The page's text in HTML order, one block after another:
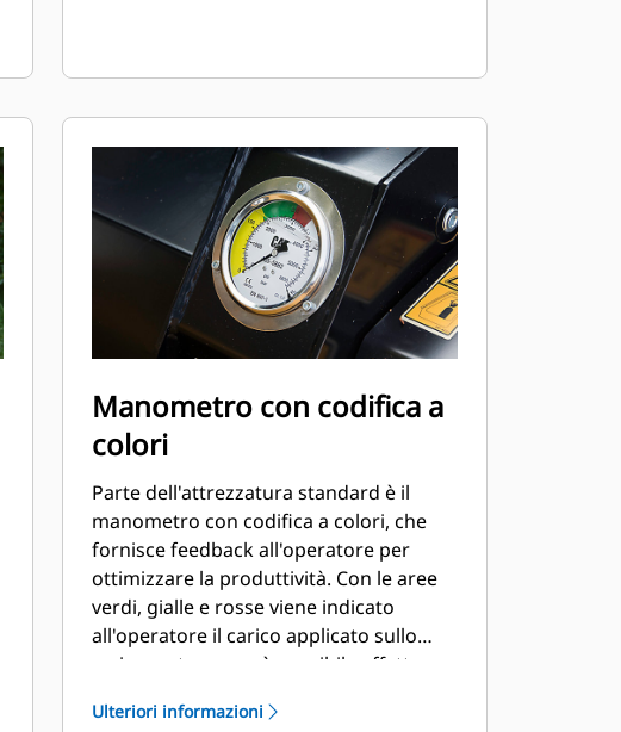
Manometro con codifica a
colori
Parte dell'attrezzatura standard è il
manometro con codifica a colori, che
fornisce feedback all'operatore per
ottimizzare la produttività. Con le aree
verdi, gialle e rosse viene indicato
all'operatore il carico applicato sullo
sminuzzatore e se è possibile effettuare
produttività in caso di variazioni del
Ulteriori informazioni